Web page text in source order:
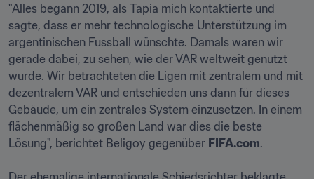
"Alles begann 2019, als Tapia mich kontaktierte und
sagte, dass er mehr technologische Unterstützung im
argentinischen Fussball wünschte. Damals waren wir
gerade dabei, zu sehen, wie der VAR weltweit genutzt
wurde. Wir betrachteten die Ligen mit zentralem und mit
dezentralem VAR und entschieden uns dann für dieses
Gebäude, um ein zentrales System einzusetzen. In einem
flächenmäßig so großen Land war dies die beste
Lösung", berichtet Beligoy gegenüber FIFA.com.